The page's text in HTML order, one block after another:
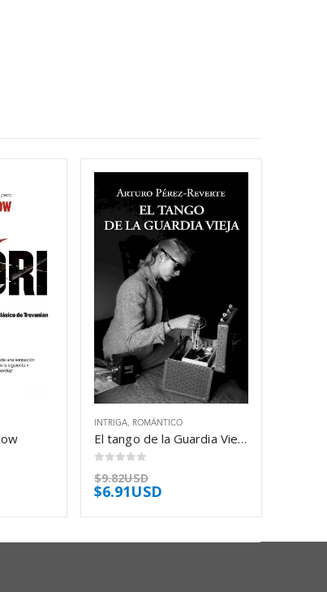
INTRIGA ROMÁNTICO
El tango de la Guardia Vieja – Arturo Pérez-Reverte
$9.82USD
$6.91USD